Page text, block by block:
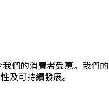
們的消費者受惠。我們的
及可持續發展。